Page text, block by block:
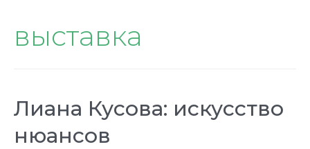
выставка
Лиана Кусова: искусство
нюансов